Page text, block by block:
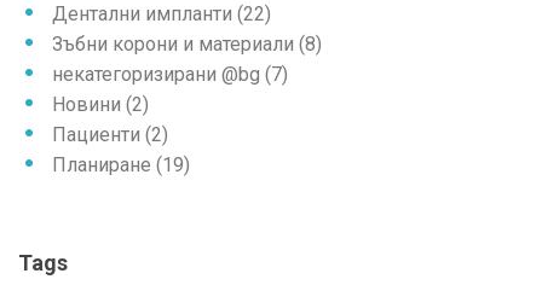
Дентални импланти (22)
Зъбни корони и материали (8)
некатегоризирани @bg (7)
Новини (2)
Пациенти (2)
Планиране (19)
Tags